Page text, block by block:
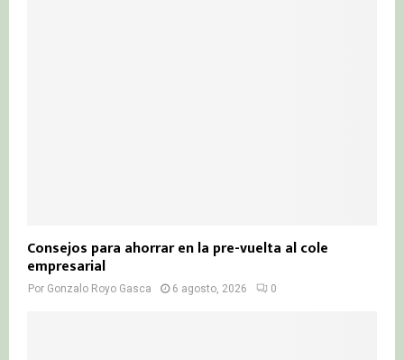
Consejos para ahorrar en la pre-vuelta al cole
empresarial
Por Gonzalo Royo Gasca 6 agosto, 2026 0